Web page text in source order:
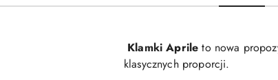
Klamki Aprile to nowa
klasycznych proporcji.